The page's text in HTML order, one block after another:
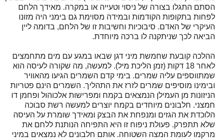
הסתם התגלו בצורה של ניסוי וטעייה או במקרה. מאידך הלחם
לפחות בתקופות הקודמות ובמידה מסוימת גם בימני היה מזונו
העיקרי של האדם. סיבוכיות וחשיבות זו של הלחם, בדומה ליין
הביאה לכך שניתקנה לו ברכה מיוחדת.
ההלכה קובעת שחמשת מיני דגן שבאו במגע עם מים מתחמצים
לאחר 18 דקות (זמן הליכת מיל). למעשה, מה שקורה לעיסה הוא
שמתווספים עליה שמרים. בימי קדם השמרים הגיעו מהאוויר
ובימינו מוסיפים שמרים לזרז את התהליך. השמרים הינם פטריות
הניזונות מן העמילן הנמצאים בקמח ומפרישות אלכוהול ופחמן דו
חמצני. חלבונים מיוחדים בקמח יוצרים למעשה רשת סבוכה
הלוכדת את הגזים ומנפחת את הבצק ומאידך שומרת על העיסה
שלא תתפרק. פעולת ניפוח זו היא התפיחה הנותנת ללחם את
מרקמו לעומת המצה השטוחה. אותם חלבונים לא נמצאים במיני